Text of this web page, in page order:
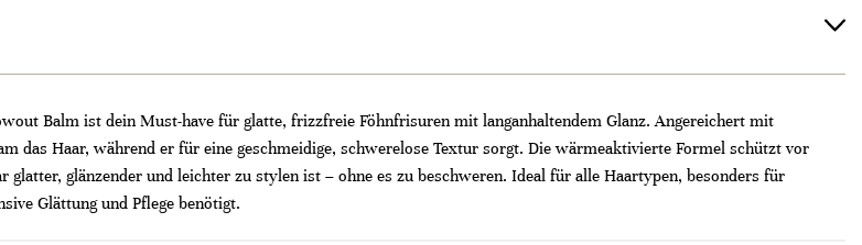
Balm ist dein Must-have für glatte, frizzfreie Föhnfrisuren mit langanhaltendem Glanz. Angereichert mit
das Haar, während er für eine geschmeidige, schwerelose Textur sorgt. Die wärmeaktivierte Formel schützt vor
glänzender und leichter zu stylen ist – ohne es zu beschweren. Ideal für alle Haartypen, besonders für
Glättung und Pflege benötigt.